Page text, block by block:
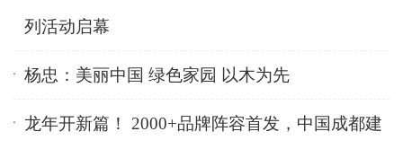
列活动启幕
杨忠：美丽中国 绿色家园 以木为先
龙年开新篇！ 2000+品牌阵容首发，中国成都建